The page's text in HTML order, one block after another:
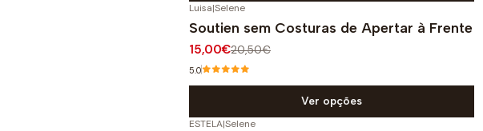
-27% DESCONTO
Luisa|Selene
Soutien sem Costuras de Apertar à Frente
15,00€20,50€
5.0
Ver opções
ESTELA|Selene